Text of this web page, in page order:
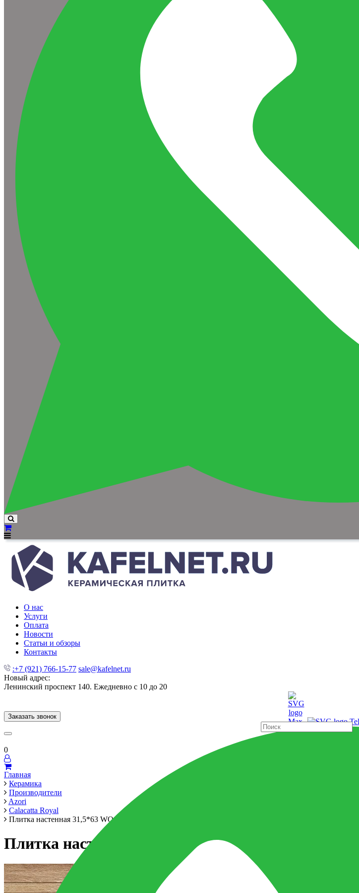
О нас
Услуги
Оплата
Новости
Статьи и обзоры
Контакты
:+7 (921) 766-15-77 sale@kafelnet.ru
Новый адрес:
Ленинский проспект 140. Ежедневно с 10 до 20
Заказать звонок
0
Главная
Керамика
Производители
Azori
Calacatta Royal
Плитка настенная 31,5*63 WOOD HONEY
Плитка настенная 31,5*63 WOOD HONEY